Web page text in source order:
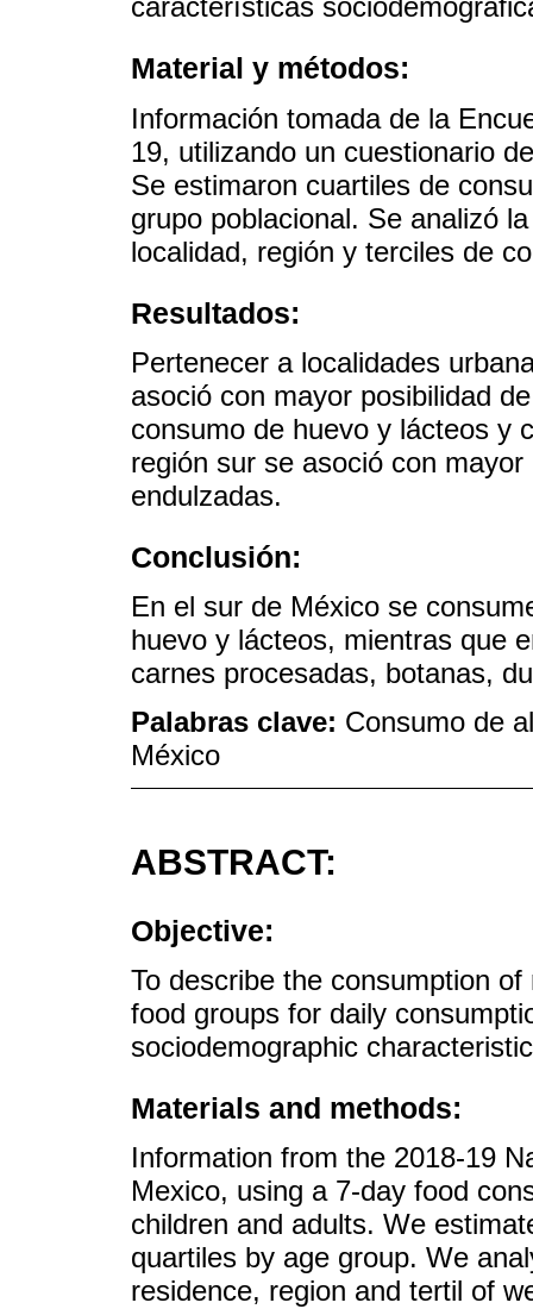
características
Material y métodos:
Información tomada de la
19, utilizando un cuestionario
Se estimaron cuartiles de
grupo poblacional. Se analizó
localidad, región y terciles de
Resultados:
Pertenecer a localidades
asoció con mayor posibilidad
consumo de huevo y lácteos y
región sur se asoció con
endulzadas.
Conclusión:
En el sur de México se
huevo y lácteos, mientras que
carnes procesadas, botanas,
Palabras clave: Consumo de
México
ABSTRACT:
Objective:
To describe the consumption
food groups for daily
sociodemographic
Materials and methods:
Information from the 2018-19
Mexico, using a 7-day food
children and adults. We
quartiles by age group. We
residence, region and tertil of